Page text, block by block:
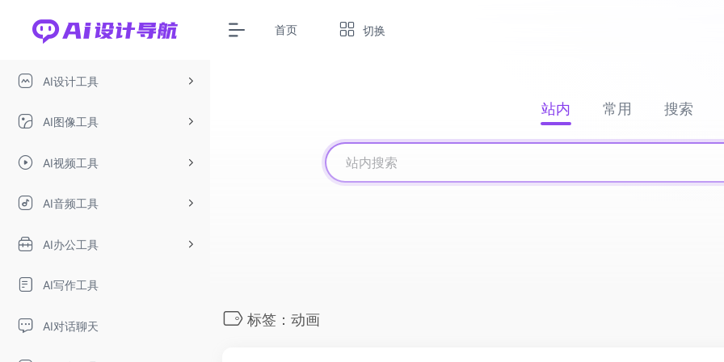
AI设计工具
AI图像工具
AI视频工具
AI音频工具
AI办公工具
AI写作工具
AI对话聊天
首页 切换
站内 常用 搜索
标签：动画